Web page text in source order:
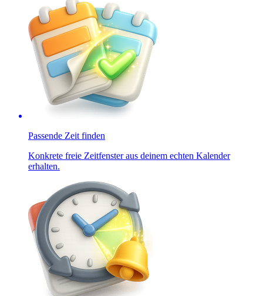
Passende Zeit finden
Konkrete freie Zeitfenster aus deinem echten Kalender
erhalten.